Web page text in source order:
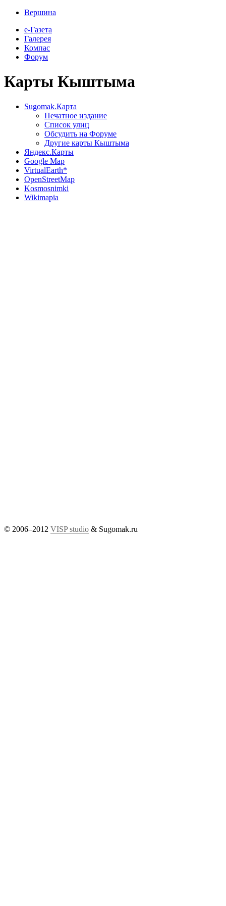
Вершина
е-Газета
Галерея
Компас
Форум
Карты Кыштыма
Sugomak.Карта
Печатное издание
Список улиц
Обсудить на Форуме
Другие карты Кыштыма
Яндекс.Карты
Google Map
VirtualEarth*
OpenStreetMap
Kosmosnimki
Wikimapia
© 2006–2012 VISP studio & Sugomak.ru